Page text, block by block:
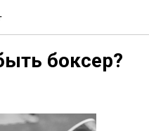
боксер?